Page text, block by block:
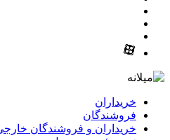
خریداران
فروشندگان
خریداران و فروشندگان خارجی